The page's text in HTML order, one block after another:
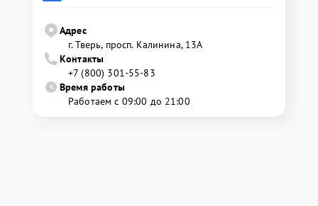
Адрес
г. Тверь, просп. Калинина, 13А
Контакты
+7 (800) 301-55-83
Время работы
Работаем с 09:00 до 21:00